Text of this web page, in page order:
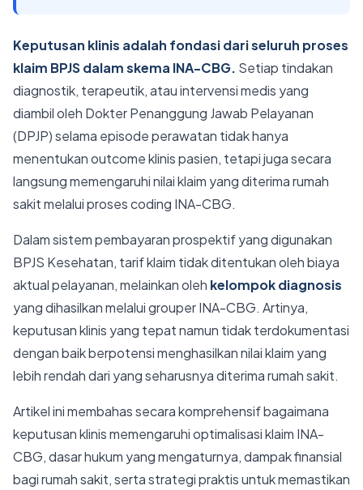
Keputusan klinis adalah fondasi dari seluruh proses
klaim BPJS dalam skema INA-CBG. Setiap tindakan
diagnostik, terapeutik, atau intervensi medis yang
diambil oleh Dokter Penanggung Jawab Pelayanan
(DPJP) selama episode perawatan tidak hanya
menentukan outcome klinis pasien, tetapi juga secara
langsung memengaruhi nilai klaim yang diterima rumah
sakit melalui proses coding INA-CBG.
Dalam sistem pembayaran prospektif yang digunakan
BPJS Kesehatan, tarif klaim tidak ditentukan oleh biaya
aktual pelayanan, melainkan oleh kelompok diagnosis
yang dihasilkan melalui grouper INA-CBG. Artinya,
keputusan klinis yang tepat namun tidak terdokumentasi
dengan baik berpotensi menghasilkan nilai klaim yang
lebih rendah dari yang seharusnya diterima rumah sakit.
Artikel ini membahas secara komprehensif bagaimana
keputusan klinis memengaruhi optimalisasi klaim INA-
CBG, dasar hukum yang mengaturnya, dampak finansial
bagi rumah sakit, serta strategi praktis untuk memastikan